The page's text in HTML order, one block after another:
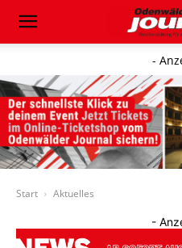
-
Start Aktuelles
-